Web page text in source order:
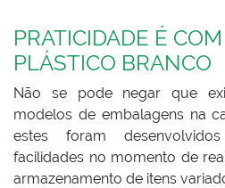
PRATICIDADE É
PLÁSTICO BRANCO
Não se pode negar que
modelos de embalagens na
estes foram
facilidades no momento de
armazenamento de itens